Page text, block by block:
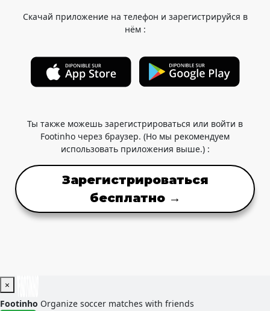
Скачай приложение на телефон и зарегистрируйся в
нём :
Ты также можешь зарегистрироваться или войти в
Footinho через браузер. (Но мы рекомендуем
использовать приложения выше.) :
Зарегистрироваться
бесплатно →
×
Footinho Organize soccer matches with friends